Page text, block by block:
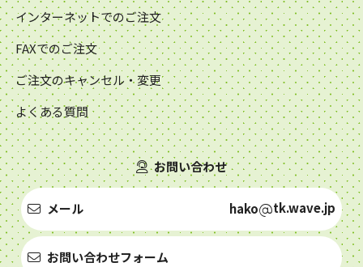
インターネットでのご注文
FAXでのご注文
ご注文のキャンセル・変更
よくある質問
お問い合わせ
メール hako tk.wave.jp
お問い合わせフォーム